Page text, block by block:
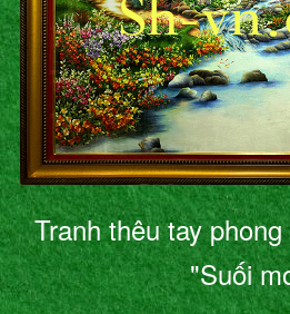
Tranh thêu tay
"Suối